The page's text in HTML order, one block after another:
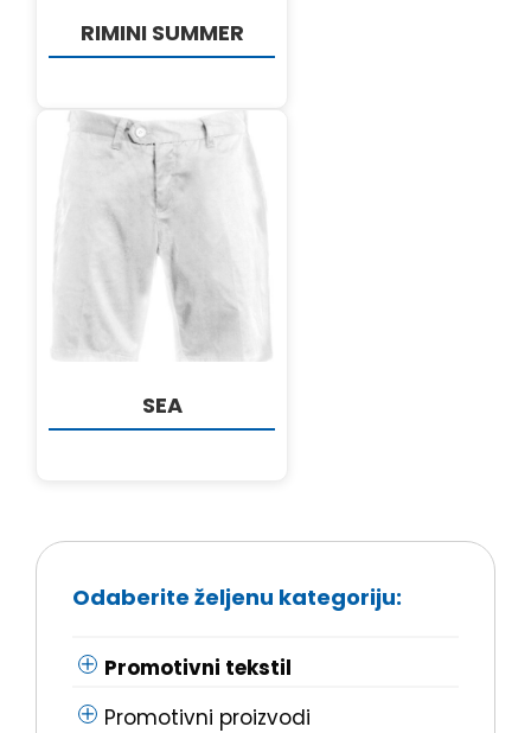
RIMINI SUMMER
DETALJI
SEA
Odaberite željenu kategoriju:
Promotivni tekstil
Promotivni proizvodi